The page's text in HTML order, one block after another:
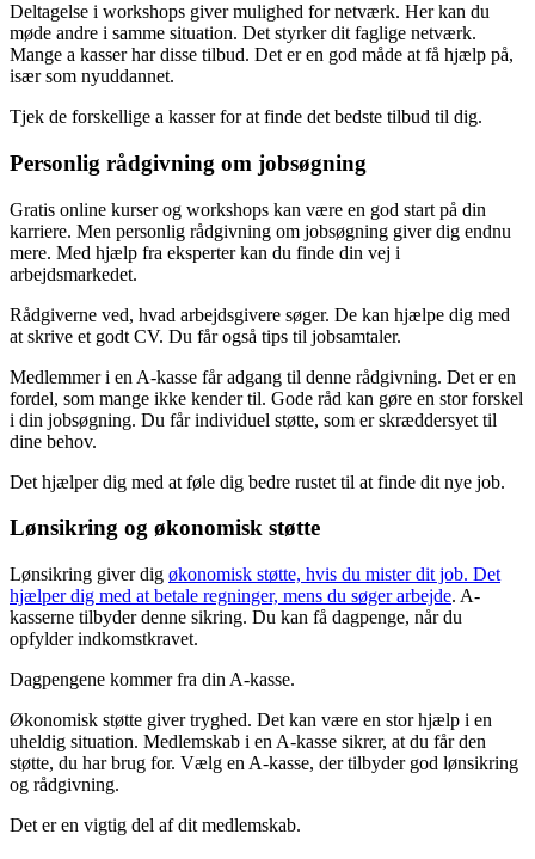
Deltagelse i workshops giver mulighed for netværk. Her kan du
møde andre i samme situation. Det styrker dit faglige netværk.
Mange a kasser har disse tilbud. Det er en god måde at få hjælp på,
især som nyuddannet.
Tjek de forskellige a kasser for at finde det bedste tilbud til dig.
Personlig rådgivning om jobsøgning
Gratis online kurser og workshops kan være en god start på din
karriere. Men personlig rådgivning om jobsøgning giver dig endnu
mere. Med hjælp fra eksperter kan du finde din vej i
arbejdsmarkedet.
Rådgiverne ved, hvad arbejdsgivere søger. De kan hjælpe dig med
at skrive et godt CV. Du får også tips til jobsamtaler.
Medlemmer i en A-kasse får adgang til denne rådgivning. Det er en
fordel, som mange ikke kender til. Gode råd kan gøre en stor forskel
i din jobsøgning. Du får individuel støtte, som er skræddersyet til
dine behov.
Det hjælper dig med at føle dig bedre rustet til at finde dit nye job.
Lønsikring og økonomisk støtte
Lønsikring giver dig økonomisk støtte, hvis du mister dit job. Det
hjælper dig med at betale regninger, mens du søger arbejde. A-
kasserne tilbyder denne sikring. Du kan få dagpenge, når du
opfylder indkomstkravet.
Dagpengene kommer fra din A-kasse.
Økonomisk støtte giver tryghed. Det kan være en stor hjælp i en
uheldig situation. Medlemskab i en A-kasse sikrer, at du får den
støtte, du har brug for. Vælg en A-kasse, der tilbyder god lønsikring
og rådgivning.
Det er en vigtig del af dit medlemskab.